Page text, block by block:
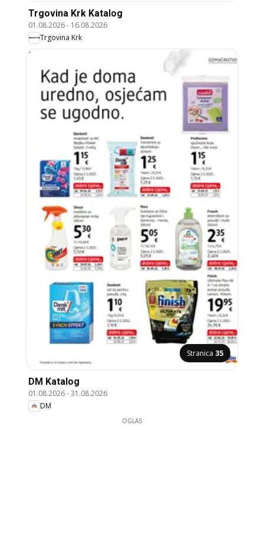
Trgovina Krk Katalog
01.08.2026- 16.08.2026
Trgovina Krk
Stranica 35
DM Katalog
01.08.2026-31.08.2026
DM
OGLAS